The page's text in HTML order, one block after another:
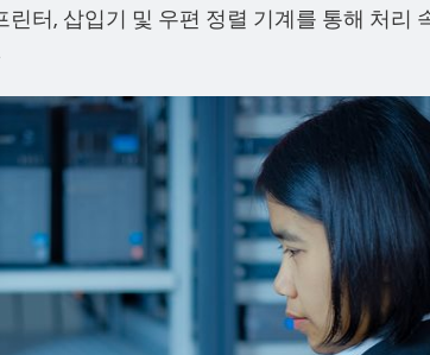
터, 삽입기 및 우편 정렬 기계를 통해 처리